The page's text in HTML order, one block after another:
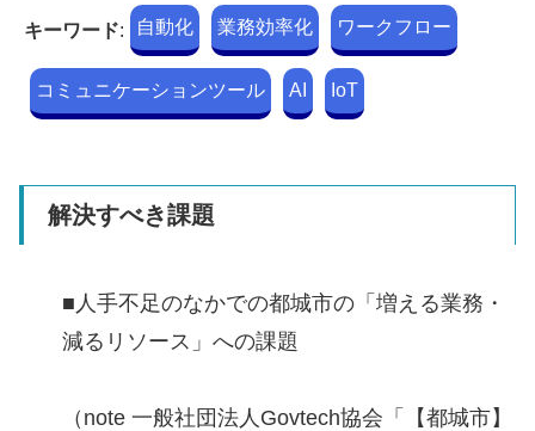
キーワード: 自動化 業務効率化 ワークフロー
コミュニケーションツール AI IoT
解決すべき課題
■人手不足のなかでの都城市の「増える業務・
減るリソース」への課題
（note 一般社団法人Govtech協会「【都城市】